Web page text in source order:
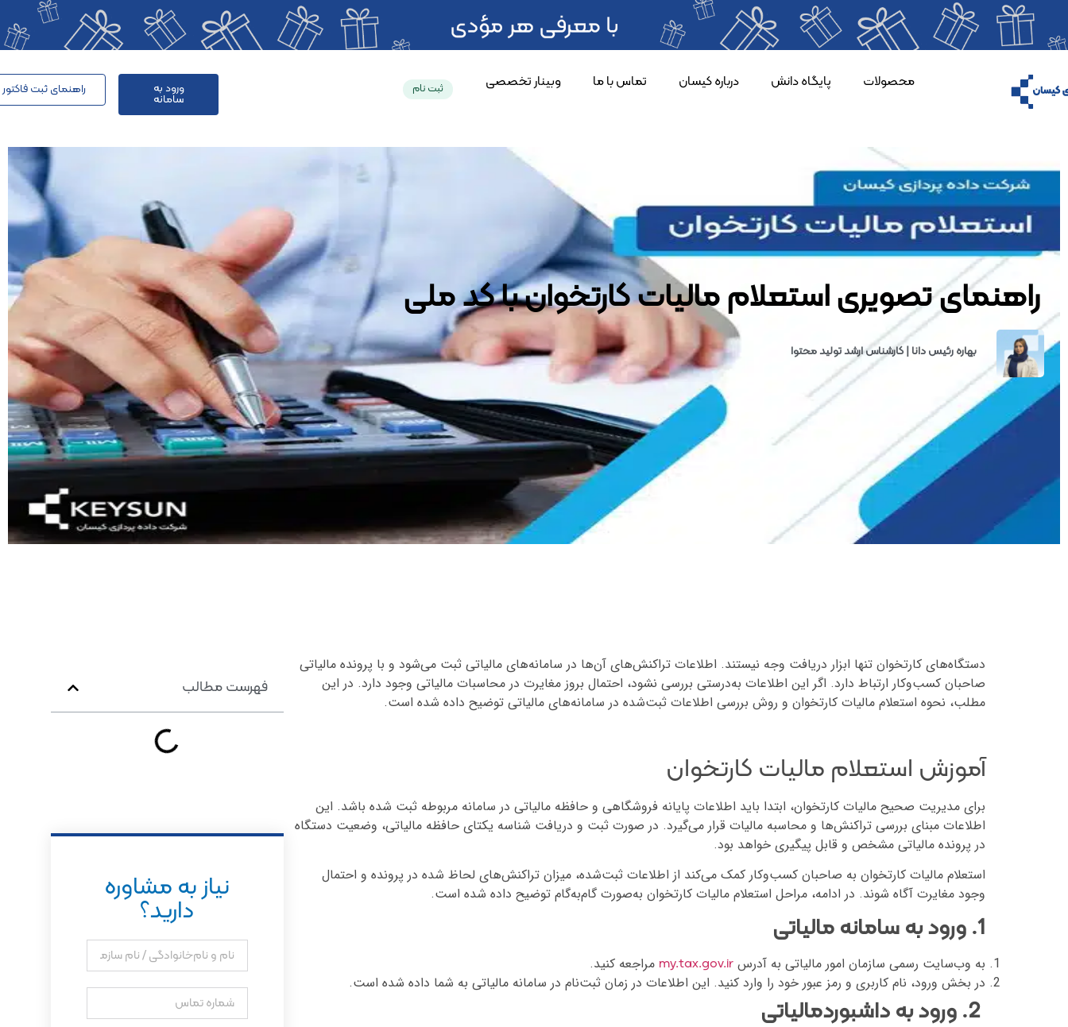
محصولات پایگاه دانش درباره کیسان تماس با ما وبینار تخصصی ثبت نام ورود به
سامانه
راهنمای ثبت
راهنمای تصویری استعلام مالیات کارتخوان با کد ملی
بهاره رئیس دانا | کارشناس ارشد تولید محتوا
دستگاه‌های کارتخوان تنها ابزار دریافت وجه نیستند. اطلاعات تراکنش‌های آن‌ها در سامانه‌های مالیاتی ثبت می‌شود و با پرونده مالیاتی
صاحبان کسب‌وکار ارتباط دارد. اگر این اطلاعات به‌درستی بررسی نشود، احتمال بروز مغایرت در محاسبات مالیاتی وجود دارد. در این
مطلب، نحوه استعلام مالیات کارتخوان و روش بررسی اطلاعات ثبت‌شده در سامانه‌های مالیاتی توضیح داده شده است.
آموزش استعلام مالیات کارتخوان
برای مدیریت صحیح مالیات کارتخوان، ابتدا باید اطلاعات پایانه فروشگاهی و حافظه مالیاتی در سامانه مربوطه ثبت شده باشد. این
اطلاعات مبنای بررسی تراکنش‌ها و محاسبه مالیات قرار می‌گیرد. در صورت ثبت و دریافت شناسه یکتای حافظه مالیاتی، وضعیت دستگاه
در پرونده مالیاتی مشخص و قابل پیگیری خواهد بود.
استعلام مالیات کارتخوان به صاحبان کسب‌وکار کمک می‌کند از اطلاعات ثبت‌شده، میزان تراکنش‌های لحاظ‌ شده در پرونده و احتمال
وجود مغایرت آگاه شوند. در ادامه، مراحل استعلام مالیات کارتخوان به‌صورت گام‌به‌گام توضیح داده شده است.
1. ورود به سامانه مالیاتی
به وب‌سایت رسمی سازمان امور مالیاتی به آدرس my.tax.gov.ir مراجعه کنید.
در بخش ورود، نام کاربری و رمز عبور خود را وارد کنید. این اطلاعات در زمان ثبت‌نام در سامانه مالیاتی به شما داده شده است.
فهرست مطالب
نیاز به مشاوره
دارید؟